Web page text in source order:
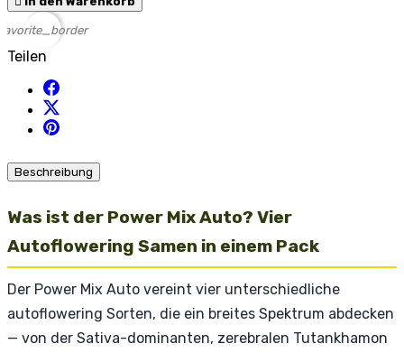
favorite_border
Teilen
Beschreibung
Was ist der Power Mix Auto? Vier
Autoflowering Samen in einem Pack
Der Power Mix Auto vereint vier unterschiedliche
autoflowering Sorten, die ein breites Spektrum abdecken
— von der Sativa-dominanten, zerebralen Tutankhamon